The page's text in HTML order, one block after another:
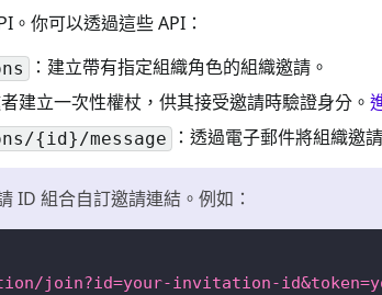
你可以透過這些 API：
：建立帶有指定組織角色的組織邀請。
者建立一次性權杖，供其接受邀請時驗證身分。
{id}/message ：透過電子郵件將組織邀
ID 組合自訂邀請連結。例如：
join?id=your-invitation-